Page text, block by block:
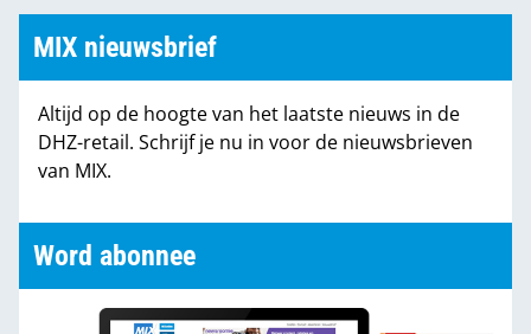
Marktcijfers
Partners
MIX nieuwsbrief
Altijd op de hoogte van het laatste nieuws in de
DHZ-retail. Schrijf je nu in voor de nieuwsbrieven
van MIX.
Word abonnee